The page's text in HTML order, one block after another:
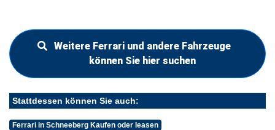
Weitere Ferrari und andere Fahrzeuge
können Sie hier suchen
Stattdessen können Sie auch:
Ferrari in Schneeberg Kaufen oder leasen